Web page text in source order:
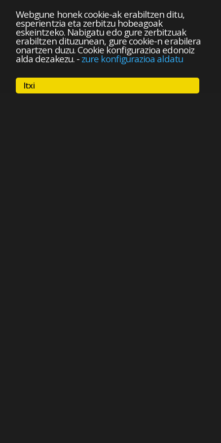
Webgune honek cookie-ak erabiltzen ditu,
esperientzia eta zerbitzu hobeagoak
eskeintzeko. Nabigatu edo gure zerbitzuak
erabiltzen dituzunean, gure cookie-n erabilera
onartzen duzu. Cookie konfigurazioa edonoiz
alda dezakezu.- zure konfigurazioa aldatu
Itxi